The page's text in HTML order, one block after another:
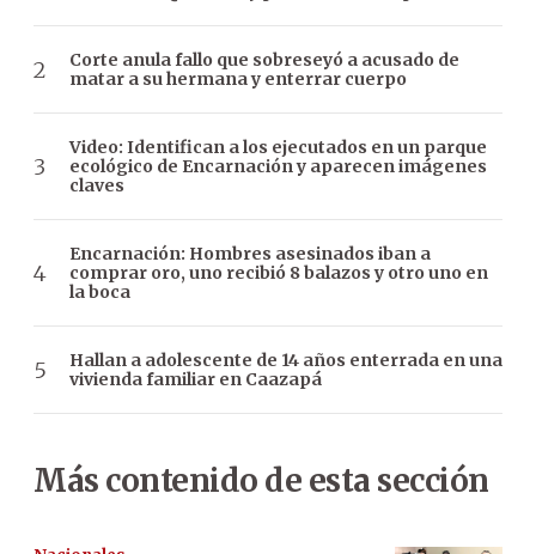
Corte anula fallo que sobreseyó a acusado de
matar a su hermana y enterrar cuerpo
Video: Identifican a los ejecutados en un parque
ecológico de Encarnación y aparecen imágenes
claves
Encarnación: Hombres asesinados iban a
comprar oro, uno recibió 8 balazos y otro uno en
la boca
Hallan a adolescente de 14 años enterrada en una
vivienda familiar en Caazapá
Más contenido de esta sección